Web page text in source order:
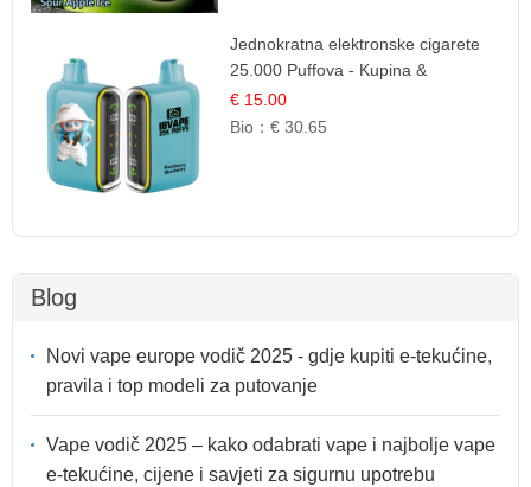
Jednokratna elektronske cigarete
25.000 Puffova - Kupina &
Borovnica | Šumska Voćna
Mješavina
€ 15.00
Bio：€ 30.65
Blog
Novi vape europe vodič 2025 - gdje kupiti e-tekućine,
pravila i top modeli za putovanje
Vape vodič 2025 – kako odabrati vape i najbolje vape
e-tekućine, cijene i savjeti za sigurnu upotrebu